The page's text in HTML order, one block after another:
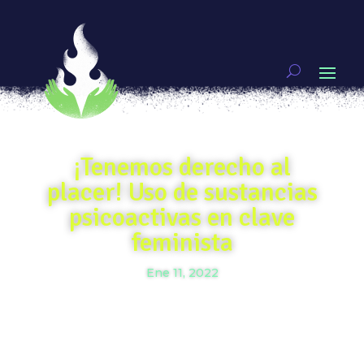
¡Tenemos derecho al
placer! Uso de sustancias
psicoactivas en clave
feminista
Ene 11, 2022